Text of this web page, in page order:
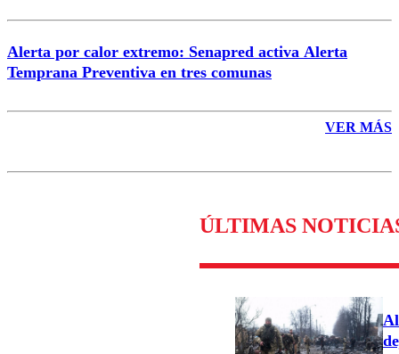
Alerta por calor extremo: Senapred activa Alerta
Temprana Preventiva en tres comunas
VER MÁS
ÚLTIMAS